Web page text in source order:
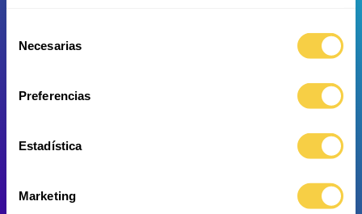
Necesarias
Preferencias
Estadística
Marketing